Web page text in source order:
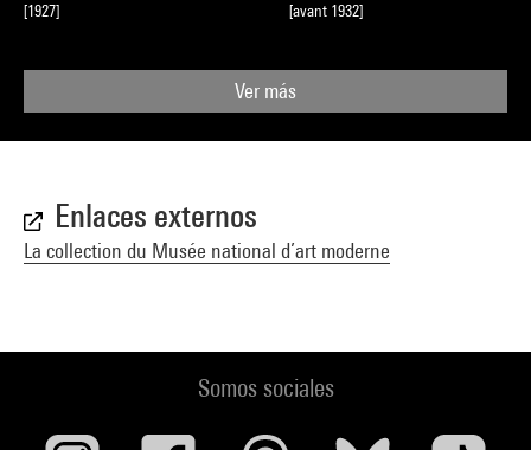
[1927]
[avant 1932]
Ver más
Enlaces externos
La collection du Musée national d’art moderne
Somos sociales